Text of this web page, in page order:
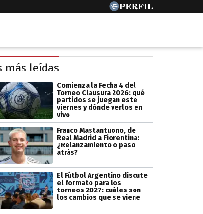
más leídas
Comienza la Fecha 4 del
Torneo Clausura 2026: qué
partidos se juegan este
viernes y dónde verlos en
vivo
Franco Mastantuono, de
Real Madrid a Fiorentina:
¿Relanzamiento o paso
atrás?
El Fútbol Argentino discute
el formato para los
torneos 2027: cuáles son
los cambios que se viene